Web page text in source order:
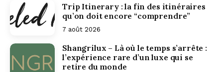
Trip Itinerary : la fin des itinéraires
qu’on doit encore “comprendre”
7 août 2026
Shangrilux – Là où le temps s’arrête :
l’expérience rare d’un luxe qui se
retire du monde